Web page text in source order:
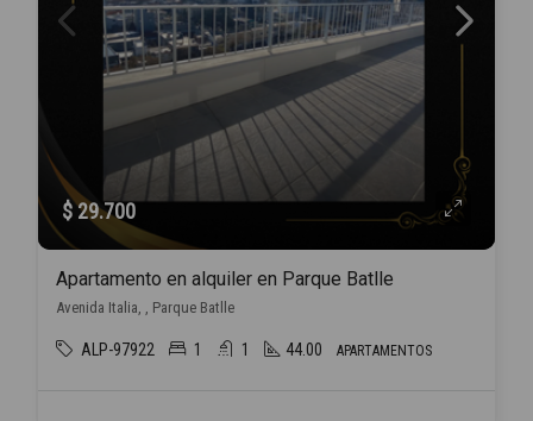
$ 29.700
Apartamento en alquiler en Parque Batlle
Avenida Italia, , Parque Batlle
ALP-97922 1 1 44.00 APARTAMENTOS